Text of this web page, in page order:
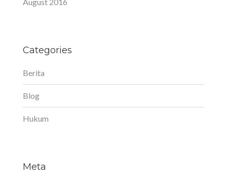
August 2016
Categories
Berita
Blog
Hukum
Meta